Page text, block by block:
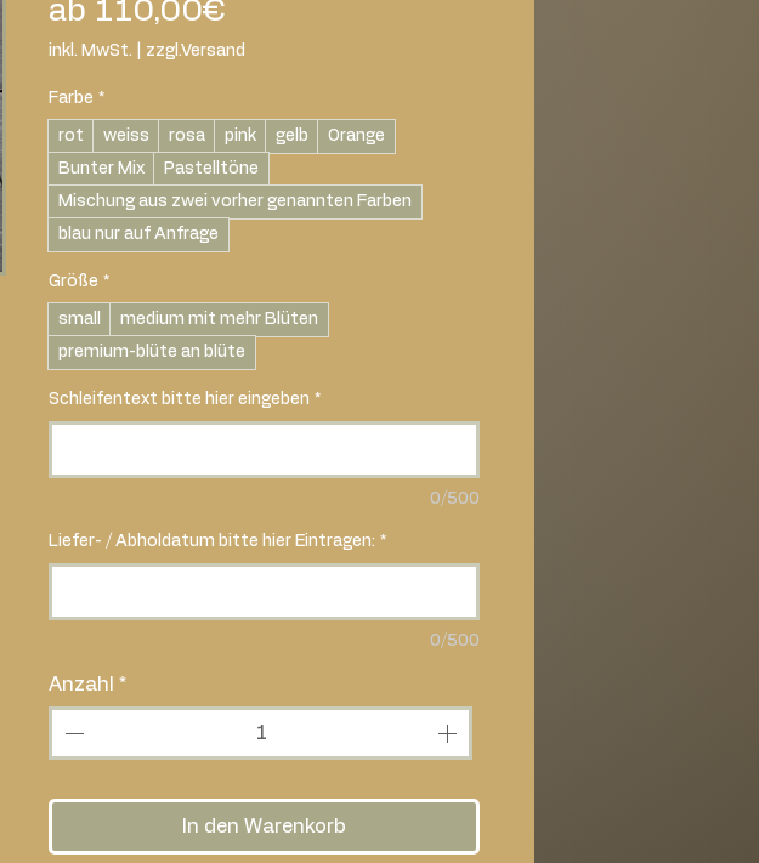
ab 110,00€
Preis
inkl. MwSt. zzgl.Versand
Farbe *
rot weiss rosa pink gelb
Orange
Bunter Mix
Pastelltöne
Mischung aus zwei vorher genannten Farben
blau nur auf Anfrage
Größe *
small
medium mit mehr Blüten
premium-blüte an blüte
Schleifentext bitte hier eingeben *
0/500
Liefer- / Abholdatum bitte hier Eintragen: *
0/500
Anzahl *
In den Warenkorb